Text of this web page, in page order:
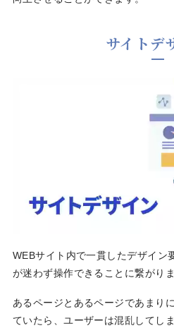
サイトデ
WEBサイト内で一貫したデザイン
が迷わず操作できることに繋がりま
あるページとあるページであまり
ていたら、ユーザーは混乱してし